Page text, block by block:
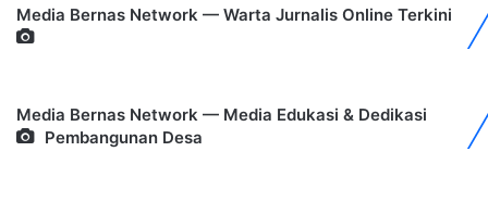
Media Bernas Network — Warta Jurnalis Online Terkini
Media Bernas Network — Media Edukasi & Dedikasi
Pembangunan Desa